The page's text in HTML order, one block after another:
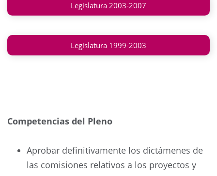
Legislatura 2003-2007
Legislatura 1999-2003
Competencias del Pleno
Aprobar definitivamente los dictámenes de
las comisiones relativos a los proyectos y